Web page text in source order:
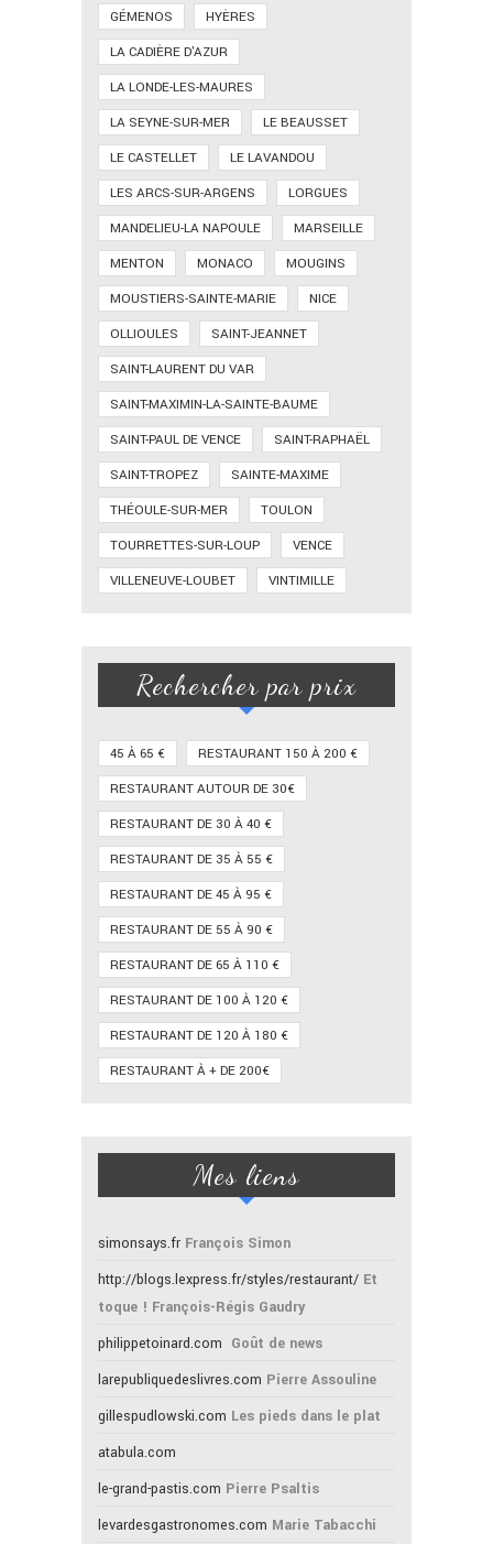
GÉMENOS
HYÈRES
LA CADIÈRE D'AZUR
LA LONDE-LES-MAURES
LA SEYNE-SUR-MER
LE BEAUSSET
LE CASTELLET
LE LAVANDOU
LES ARCS-SUR-ARGENS
LORGUES
MANDELIEU-LA NAPOULE
MARSEILLE
MENTON
MONACO
MOUGINS
MOUSTIERS-SAINTE-MARIE
NICE
OLLIOULES
SAINT-JEANNET
SAINT-LAURENT DU VAR
SAINT-MAXIMIN-LA-SAINTE-BAUME
SAINT-PAUL DE VENCE
SAINT-RAPHAËL
SAINT-TROPEZ
SAINTE-MAXIME
THÉOULE-SUR-MER
TOULON
TOURRETTES-SUR-LOUP
VENCE
VILLENEUVE-LOUBET
VINTIMILLE
Rechercher par prix
45 À 65 €
RESTAURANT 150 À 200 €
RESTAURANT AUTOUR DE 30€
RESTAURANT DE 30 À 40 €
RESTAURANT DE 35 À 55 €
RESTAURANT DE 45 À 95 €
RESTAURANT DE 55 À 90 €
RESTAURANT DE 65 À 110 €
RESTAURANT DE 100 À 120 €
RESTAURANT DE 120 À 180 €
RESTAURANT À + DE 200€
Mes liens
simonsays.fr François Simon
http://blogs.lexpress.fr/styles/restaurant/ Et
toque ! François-Régis Gaudry
philippetoinard.com Goût de news
larepubliquedeslivres.com Pierre Assouline
gillespudlowski.com Les pieds dans le plat
atabula.com
le-grand-pastis.com Pierre Psaltis
levardesgastronomes.com Marie Tabacchi